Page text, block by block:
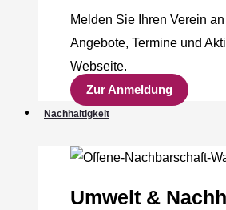
Melden Sie Ihren Verein
Angebote, Termine und
Webseite.
Zur Anmeldung
Nachhaltigkeit
Umwelt &